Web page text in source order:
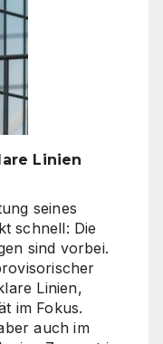
Linien
seines
schnell: Die
sind vorbei.
Linien,
im Fokus.
auch im